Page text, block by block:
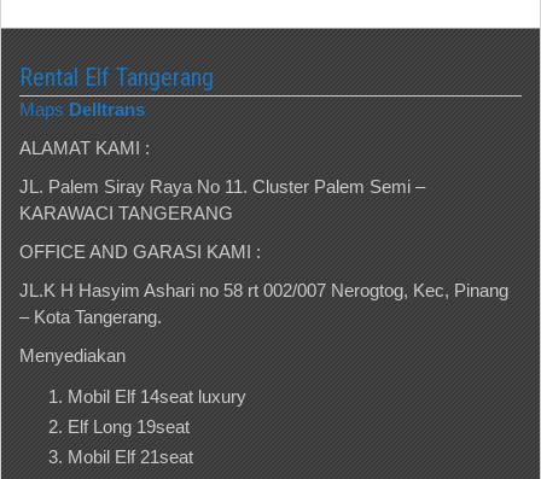
Rental Elf Tangerang
Maps Delltrans
ALAMAT KAMI :
JL. Palem Siray Raya No 11. Cluster Palem Semi –
KARAWACI TANGERANG
OFFICE AND GARASI KAMI :
JL.K H Hasyim Ashari no 58 rt 002/007 Nerogtog, Kec, Pinang
– Kota Tangerang.
Menyediakan
Mobil Elf 14seat luxury
Elf Long 19seat
Mobil Elf 21seat